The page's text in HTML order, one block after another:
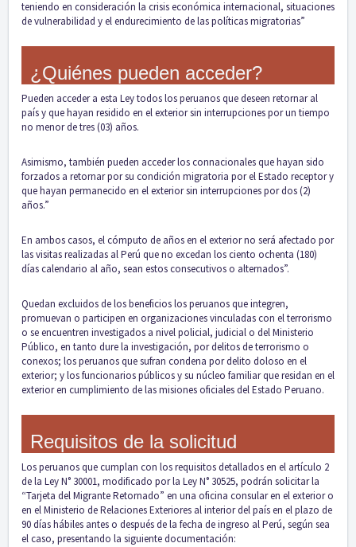
teniendo en consideración la crisis económica internacional, situaciones
de vulnerabilidad y el endurecimiento de las políticas migratorias”
¿Quiénes pueden acceder?
Pueden acceder a esta Ley todos los peruanos que deseen retornar al
país y que hayan residido en el exterior sin interrupciones por un tiempo
no menor de tres (03) años.
Asimismo, también pueden acceder los connacionales que hayan sido
forzados a retornar por su condición migratoria por el Estado receptor y
que hayan permanecido en el exterior sin interrupciones por dos (2)
años.”
En ambos casos, el cómputo de años en el exterior no será afectado por
las visitas realizadas al Perú que no excedan los ciento ochenta (180)
días calendario al año, sean estos consecutivos o alternados”.
Quedan excluidos de los beneficios los peruanos que integren,
promuevan o participen en organizaciones vinculadas con el terrorismo
o se encuentren investigados a nivel policial, judicial o del Ministerio
Público, en tanto dure la investigación, por delitos de terrorismo o
conexos; los peruanos que sufran condena por delito doloso en el
exterior; y los funcionarios públicos y su núcleo familiar que residan en el
exterior en cumplimiento de las misiones oficiales del Estado Peruano.
Requisitos de la solicitud
Los peruanos que cumplan con los requisitos detallados en el artículo 2
de la Ley N° 30001, modificado por la Ley N° 30525, podrán solicitar la
“Tarjeta del Migrante Retornado” en una oficina consular en el exterior o
en el Ministerio de Relaciones Exteriores al interior del país en el plazo de
90 días hábiles antes o después de la fecha de ingreso al Perú, según sea
el caso, presentando la siguiente documentación: